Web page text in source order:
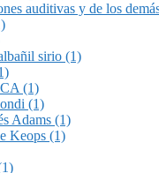
auditivas y de los
sirio (1)
(1)
(1)
Adams (1)
Keops (1)